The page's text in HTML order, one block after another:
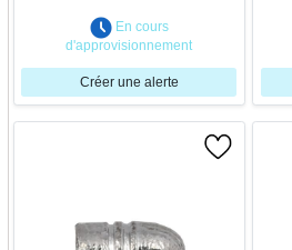
En cours
d'approvisionnement
Créer une alerte